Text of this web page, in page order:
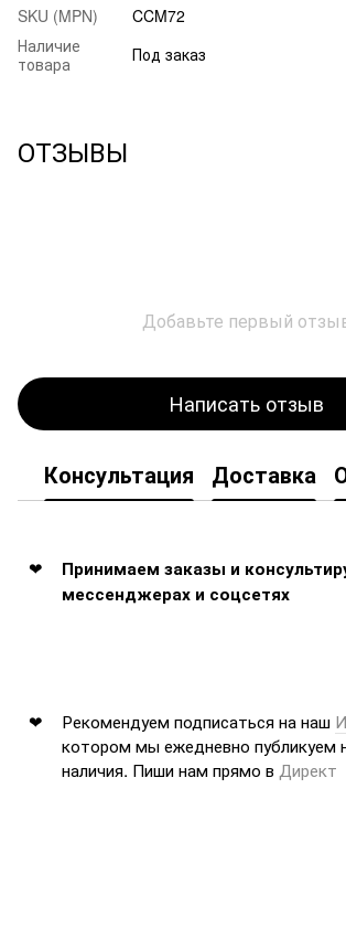
SKU (MPN)
CCM72
Наличие
товара
Под заказ
ОТЗЫВЫ
Добавьте первый
Написать отзыв
Консультация Доставка
Принимаем заказы и
мессенджерах и соцсетях
Рекомендуем подписаться на наш
котором мы ежедневно публикуем
наличия. Пиши нам прямо в Директ